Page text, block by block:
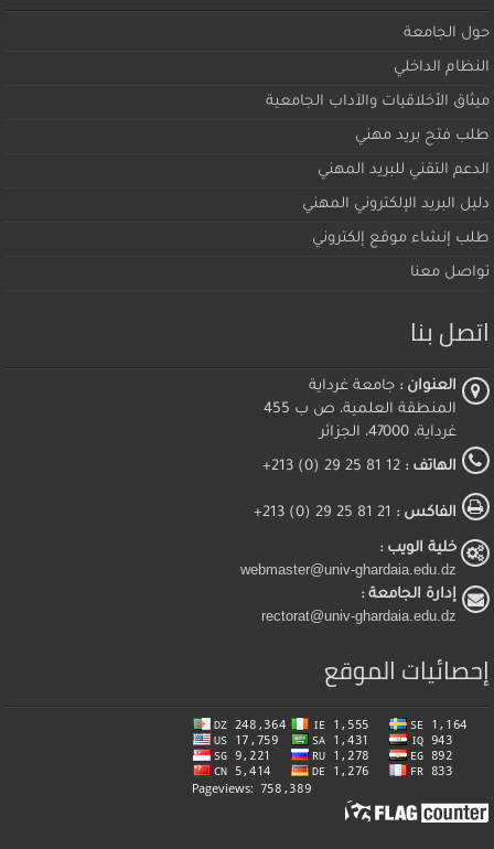
حول الجامعة
النظام الداخلي
ميثاق اﻷخلاقيات والآداب الجامعية
طلب فتح بريد مهني
الدعم التقني للبريد المهني
دليل البريد الإلكتروني المهني
طلب إنشاء موقع إلكتروني
تواصل معنا
اتصل بنا
العنوان : جامعة غرداية
المنطقة العلمية، ص ب 455
غرداية، 47000، الجزائر
الهاتف : 12 81 25 29 (0) 213+
الفاكس :
خلية الويب :
webmaster@univ-ghardaia.edu.dz
إدارة الجامعة :
rectorat@univ-ghardaia.edu.dz
إحصائيات الموقع